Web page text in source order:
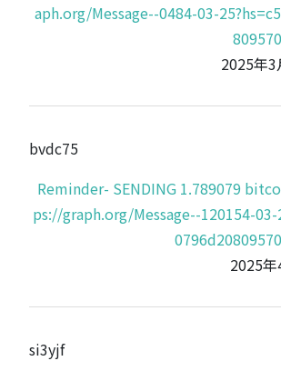
aph.org/Message--0484-03-
2025年3
bvdc75
Reminder- SENDING 1.789079
ps://graph.org/Message--120154-03-
2025
si3yjf